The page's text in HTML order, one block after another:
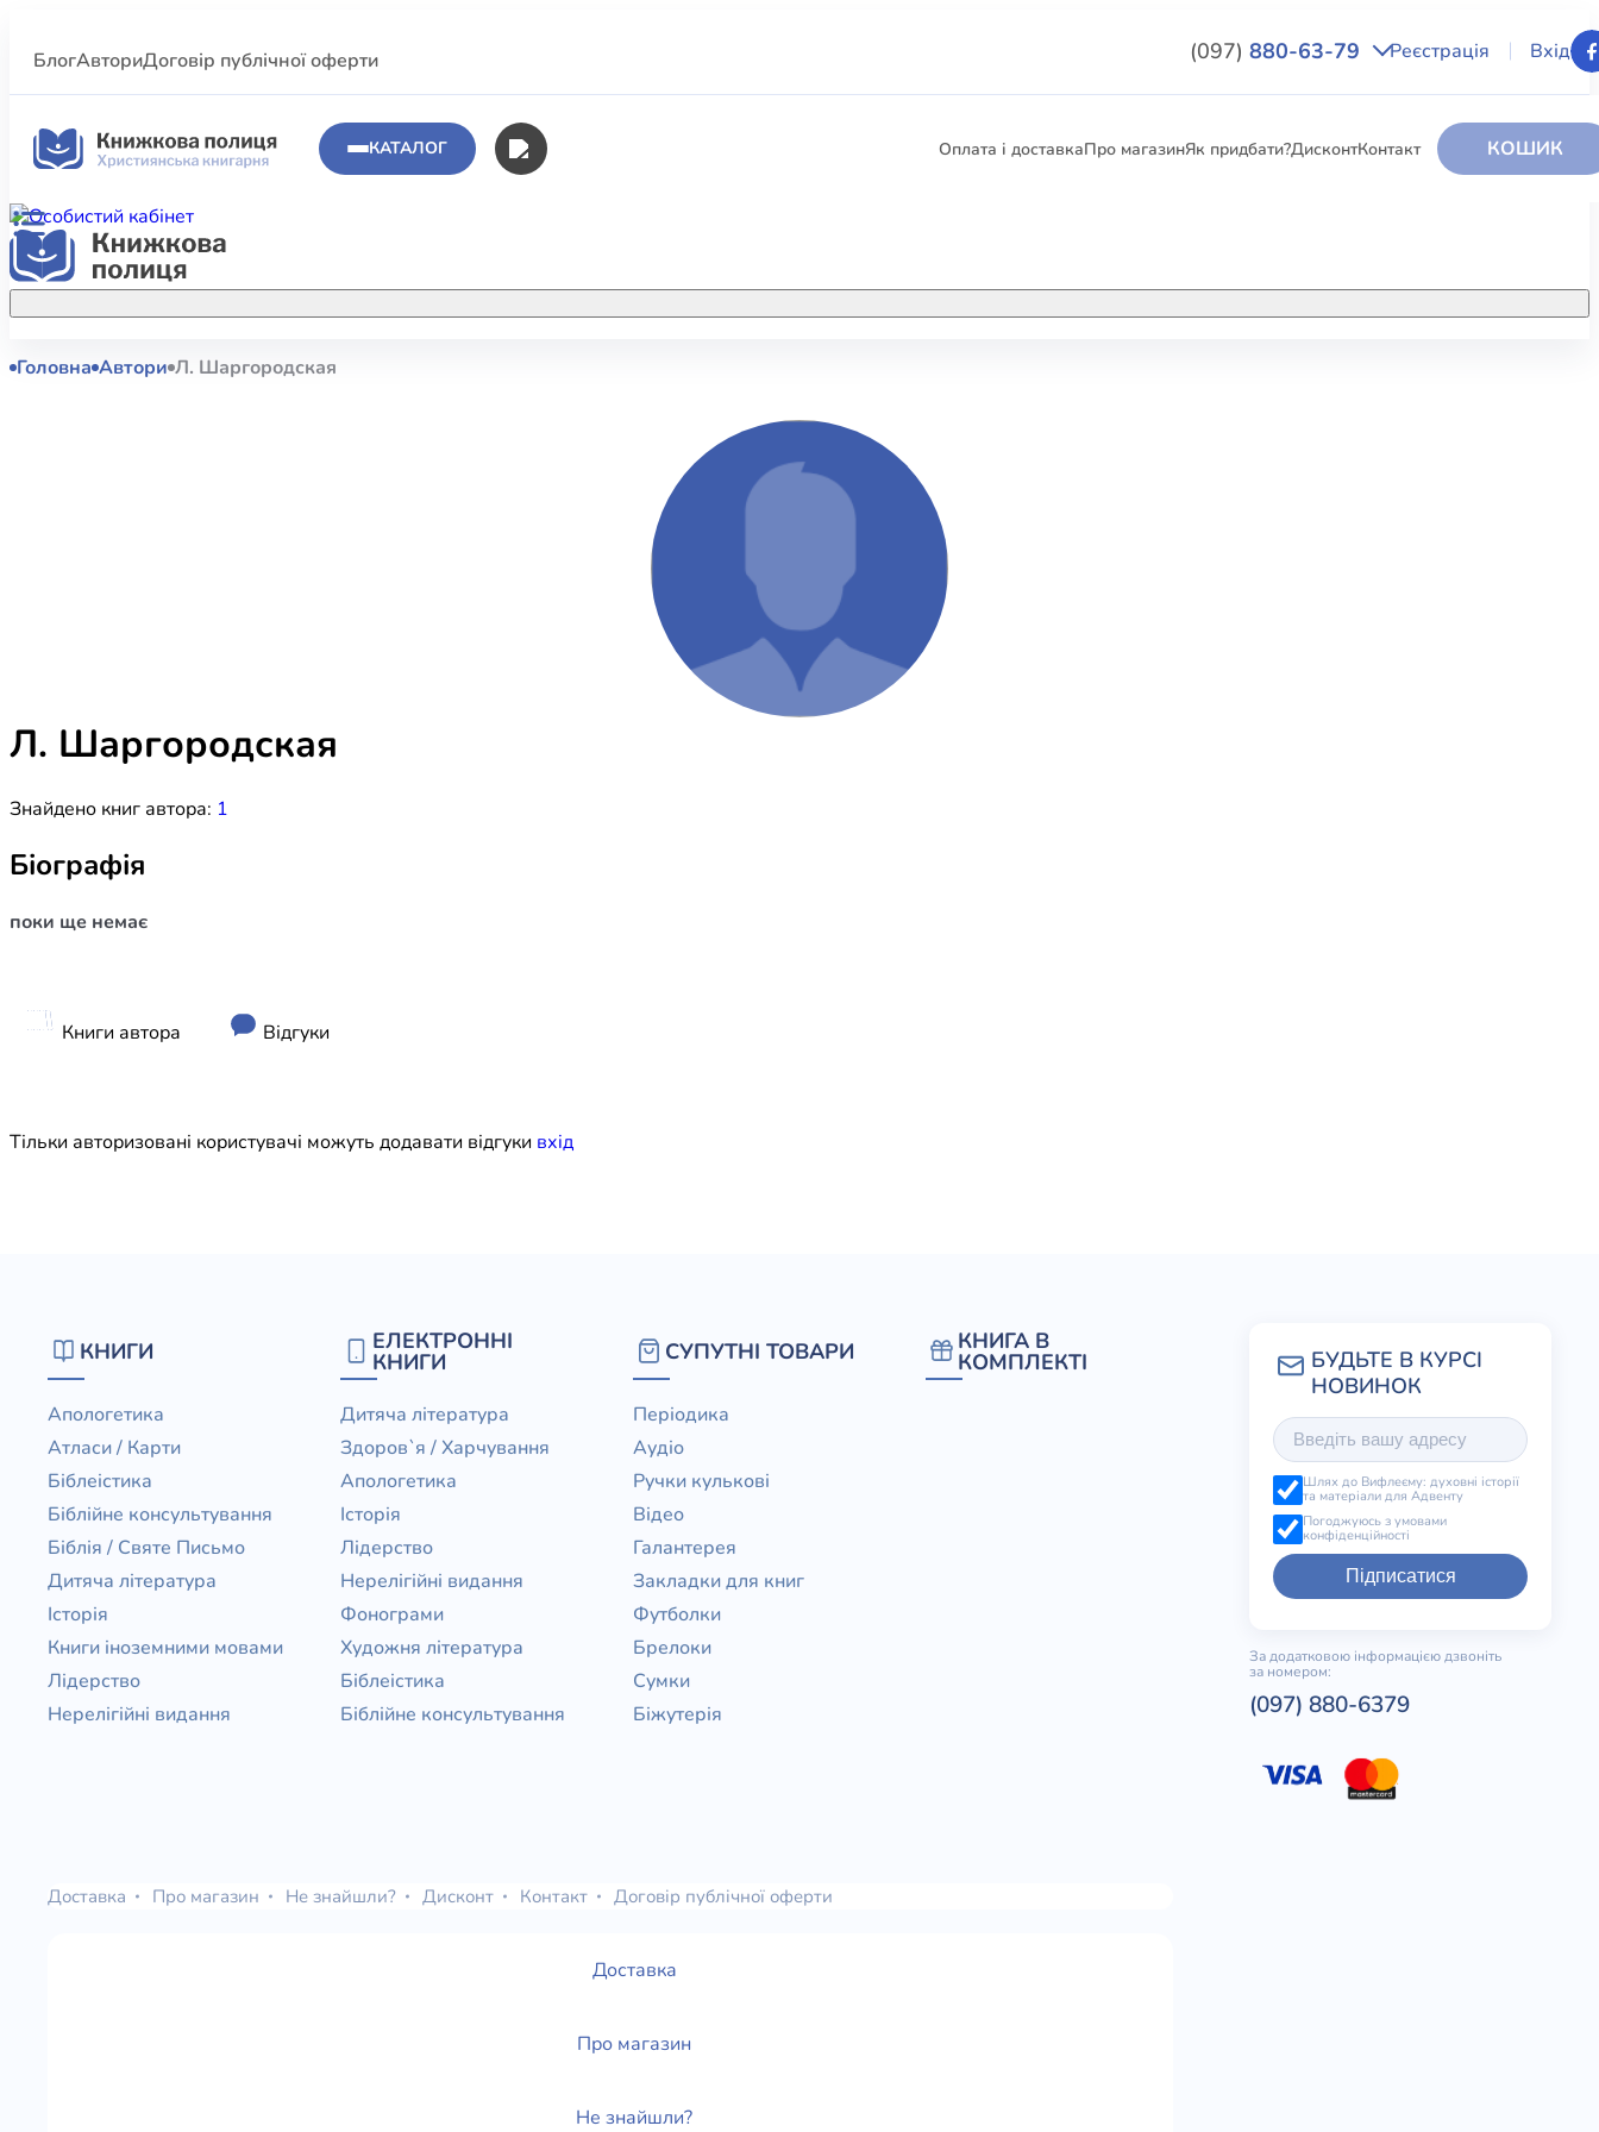
БлогАвториДоговір публічної оферти (097) 880-63-79 Реєстрація Вхід
КАТАЛОГ Оплата і доставкаПро магазинЯк придбати?ДисконтКонтакт КОШИК
Акційні пропозиції
полиці.
КНИГИ
Біблійне консультування
Художня література
ЕЛЕКТРОННІ КНИГИ
КНИГА В КОМПЛЕКТІ
Головна Автори Л. Шаргородская
Л. Шаргородская
Знайдено книг автора: 1
Біографія
поки ще немає
Книги автора Відгуки
Тільки авторизовані користувачі можуть додавати відгуки вхiд
КНИГИ
Апологетика
Атласи / Карти
Біблеістика
Біблійне консультування
Біблія / Святе Письмо
Дитяча література
Історія
Книги іноземними мовами
Лідерство
Нерелігійні видання
ЕЛЕКТРОННІ
КНИГИ
Дитяча література
Здоров`я / Харчування
Апологетика
Історія
Лідерство
Нерелігійні видання
Фонограми
Художня література
Біблеістика
Біблійне консультування
СУПУТНІ ТОВАРИ
Періодика
Аудіо
Ручки кулькові
Відео
Галантерея
Закладки для книг
Футболки
Брелоки
Сумки
Біжутерія
КНИГА В
КОМПЛЕКТІ
Шлях до Вифлеєму: духовні історії
та матеріали для Адвенту
Погоджуюсь з умовами
конфіденційності
Підписатися
За додатковою інформацією дзвоніть
за номером:
(097) 880-6379
Доставка Про магазин Не знайшли? Дисконт Контакт Договір публічної оферти
Доставка
Про магазин
Не знайшли?